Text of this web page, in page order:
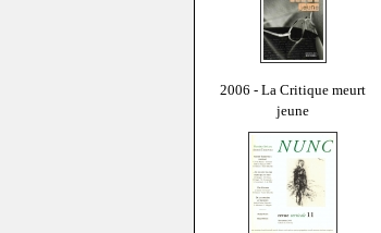
2006 - La Critique meurt
jeune